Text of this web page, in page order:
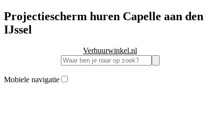
Projectiescherm huren Capelle aan den
IJssel
Verhuurwinkel.nl
Mobiele navigatie